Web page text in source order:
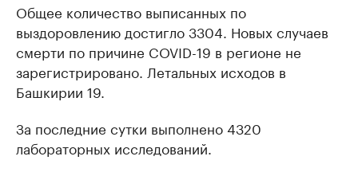
Общее количество выписанных по
выздоровлению достигло 3304. Новых случаев
смерти по причине COVID-19 в регионе не
зарегистрировано. Летальных исходов в
Башкирии 19.
За последние сутки выполнено 4320
лабораторных исследований.